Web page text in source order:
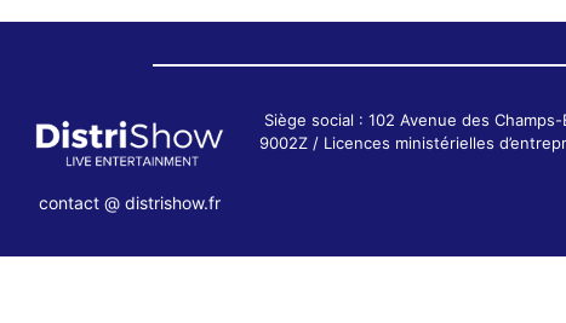
contact @ distrishow.fr
Siège social : 102 Avenue des
9002Z / Licences ministérielles